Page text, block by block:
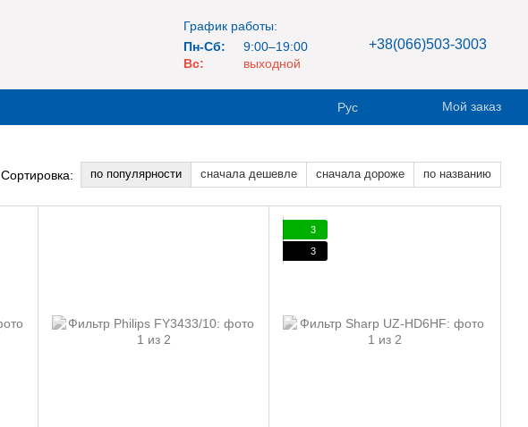
График работы:
Пн-Сб:
9:00–19:00
Вс:
выходной
+38(066)503-3003
Рус Мой заказ
Сортировка: по популярности сначала дешевле сначала дороже по названию
3
3